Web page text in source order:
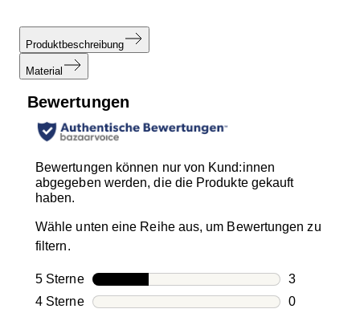
Produktbeschreibung
Material
Bewertungen
Bewertungen können nur von Kund:innen
abgegeben werden, die die Produkte gekauft
haben.
Wähle unten eine Reihe aus, um Bewertungen zu
filtern.
5 SterneSterne
3
3
4 SterneSterne
0